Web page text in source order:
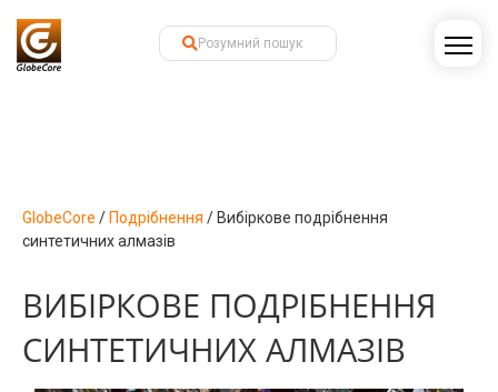
GlobeCore / Подрібнення / Вибіркове подрібнення
синтетичних алмазів
ВИБІРКОВЕ ПОДРІБНЕННЯ
СИНТЕТИЧНИХ АЛМАЗІВ